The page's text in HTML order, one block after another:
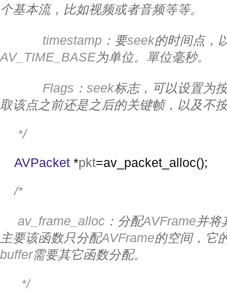
个基本流，比如视频或者音频等等。
timestamp ：要seek的时间点，
AV_TIME_BASE为单位。單位毫秒。
Flags ： seek标志，可以设置为
取该点之前还是之后的关键帧，以及不
*/
AVPacket *pkt=av_packet_alloc();
/*
av_frame_alloc ：分配AVFrame并将
主要该函数只分配AVFrame的空间，它
buffer需要其它函数分配。
*/